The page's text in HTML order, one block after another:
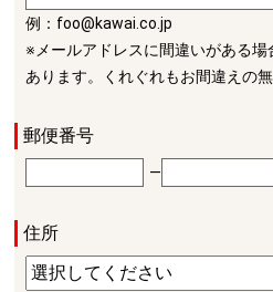
例：foo@kawai.co.jp
※メールアドレスに間違いがある
あります。くれぐれもお間違えの
郵便番号
―
住所